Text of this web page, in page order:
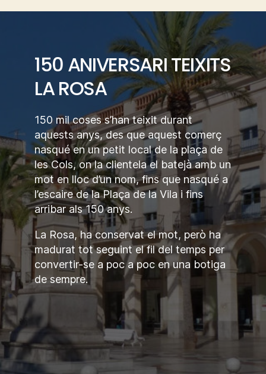
150 ANIVERSARI TEIXITS
LA ROSA
150 mil coses s’han teixit durant
aquests anys, des que aquest comerç
nasqué en un petit local de la plaça de
les Cols, on la clientela el batejà amb un
mot en lloc d’un nom, fins que nasqué a
l’escaire de la Plaça de la Vila i fins
arribar als 150 anys.
La Rosa, ha conservat el mot, però ha
madurat tot seguint el fil del temps per
convertir-se a poc a poc en una botiga
de sempre.